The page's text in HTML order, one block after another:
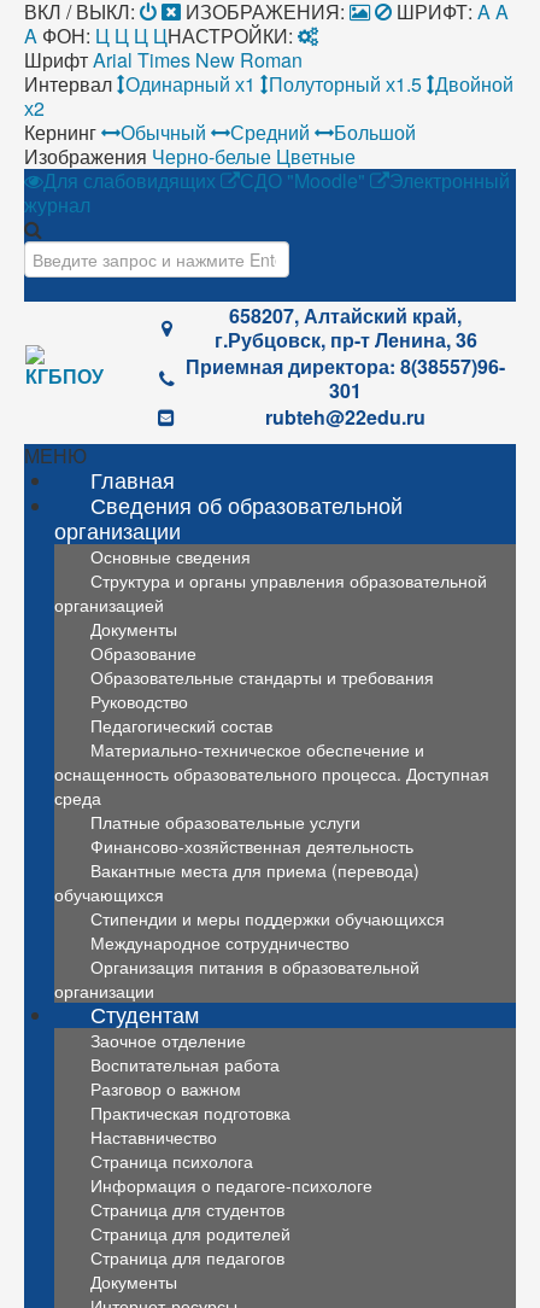
ВКЛ / ВЫКЛ: ИЗОБРАЖЕНИЯ: ШРИФТ: AA
A ФОН: Ц Ц Ц ЦНАСТРОЙКИ:
ШрифтArial Times New Roman
Интервал Одинарный х1 Полуторный х1.5 Двойной
х2
Кернинг
Обычный Средний
Большой
Изображения Черно-белые Цветные
Для слабовидящих
СДО "Moodle"
Электронный
журнал
Искать...
658207, Алтайский край,
г.Рубцовск, пр-т Ленина, 36
Приемная директора: 8(38557)96-
301
rubteh@22edu.ru
МЕНЮ
Главная
Сведения об образовательной
организации
Основные сведения
Структура и органы управления образовательной
организацией
Документы
Образование
Образовательные стандарты и требования
Руководство
Педагогический состав
Материально-техническое обеспечение и
оснащенность образовательного процесса. Доступная
среда
Платные образовательные услуги
Финансово-хозяйственная деятельность
Вакантные места для приема (перевода)
обучающихся
Стипендии и меры поддержки обучающихся
Международное сотрудничество
Организация питания в образовательной
организации
Студентам
Заочное отделение
Воспитательная работа
Разговор о важном
Практическая подготовка
Наставничество
Страница психолога
Информация о педагоге-психологе
Страница для студентов
Страница для родителей
Страница для педагогов
Документы